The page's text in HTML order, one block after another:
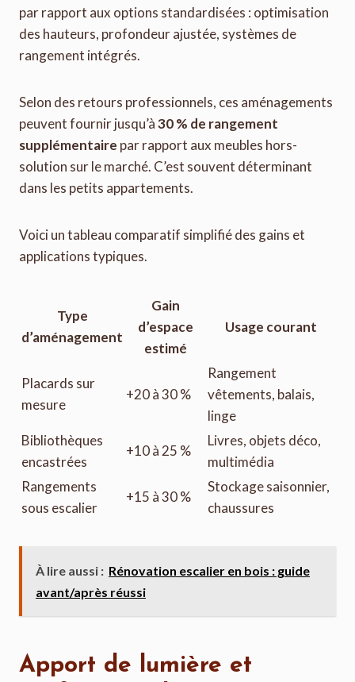
par rapport aux options standardisées : optimisation
des hauteurs, profondeur ajustée, systèmes de
rangement intégrés.
Selon des retours professionnels, ces aménagements
peuvent fournir jusqu’à30 % de rangement
supplémentaire par rapport aux meubles hors-
solution sur le marché. C’est souvent déterminant
dans les petits appartements.
Voici un tableau comparatif simplifié des gains et
applications typiques.
Type
d’aménagement
Gain
d’espace
estimé
Usage courant
Placards sur
mesure
+20 à 30 %
Rangement
vêtements, balais,
linge
Bibliothèques
encastrées
+10 à 25 %
Livres, objets déco,
multimédia
Rangements
sous escalier
+15 à 30 %
Stockage saisonnier,
chaussures
À lire aussi : Rénovation escalier en bois : guide
avant/après réussi
Apport de lumière et